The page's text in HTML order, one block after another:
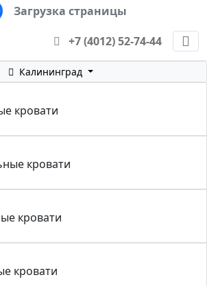
Загрузка страницы
+7 (4012) 52-74-44
Калининград
кровати
кровати
кровати
кровати